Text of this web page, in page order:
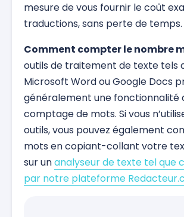
mesure de vous fournir le coût
traductions, sans perte de temps.
Comment compter le nombre
outils de traitement de texte tels
Microsoft Word ou Google Docs
généralement une fonctionnalité
comptage de mots. Si vous
outils, vous pouvez également
mots en copiant-collant votre
sur unanalyseur de texte tel que
par notre plateforme